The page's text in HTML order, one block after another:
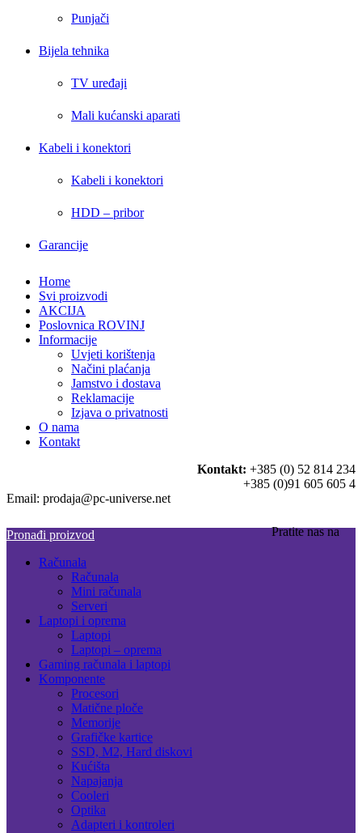
Punjači
Bijela tehnika
TV uređaji
Mali kućanski aparati
Kabeli i konektori
Kabeli i konektori
HDD – pribor
Garancije
Home
Svi proizvodi
AKCIJA
Poslovnica ROVINJ
Informacije
Uvjeti korištenja
Načini plaćanja
Jamstvo i dostava
Reklamacije
Izjava o privatnosti
O nama
Kontakt
Kontakt: +385 (0) 52 814 234
+385 (0)91 605 605 4
Email: prodaja@pc-universe.net
Pratite nas na
Pronađi proizvod
Računala
Računala
Mini računala
Serveri
Laptopi i oprema
Laptopi
Laptopi – oprema
Gaming računala i laptopi
Komponente
Procesori
Matične ploče
Memorije
Grafičke kartice
SSD, M2, Hard diskovi
Kućišta
Napajanja
Cooleri
Optika
Adapteri i kontroleri